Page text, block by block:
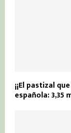
¡¡El pastizal
española: 3,35